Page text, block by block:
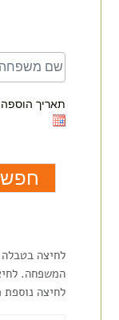
תאריך
לחיצה
המשפחה.
לחיצה נוספת